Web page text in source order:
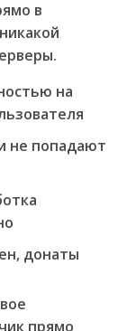
в
на
не попадают
донаты
прямо